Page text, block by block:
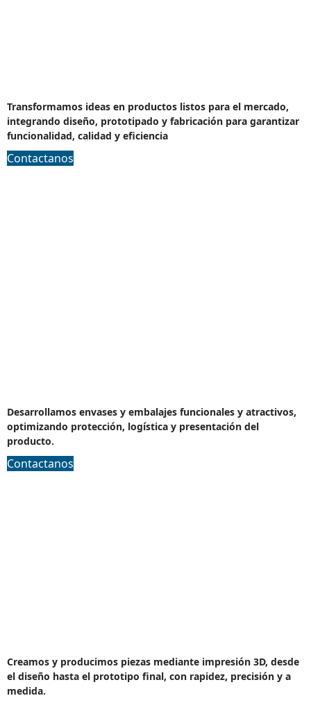
Transformamos ideas en productos listos para el mercado,
integrando diseño, prototipado y fabricación para garantizar
funcionalidad, calidad y eficiencia
Contactanos
Desarrollamos envases y embalajes funcionales y atractivos,
optimizando protección, logística y presentación del
producto.
Contactanos
Creamos y producimos piezas mediante impresión 3D, desde
el diseño hasta el prototipo final, con rapidez, precisión y a
medida.